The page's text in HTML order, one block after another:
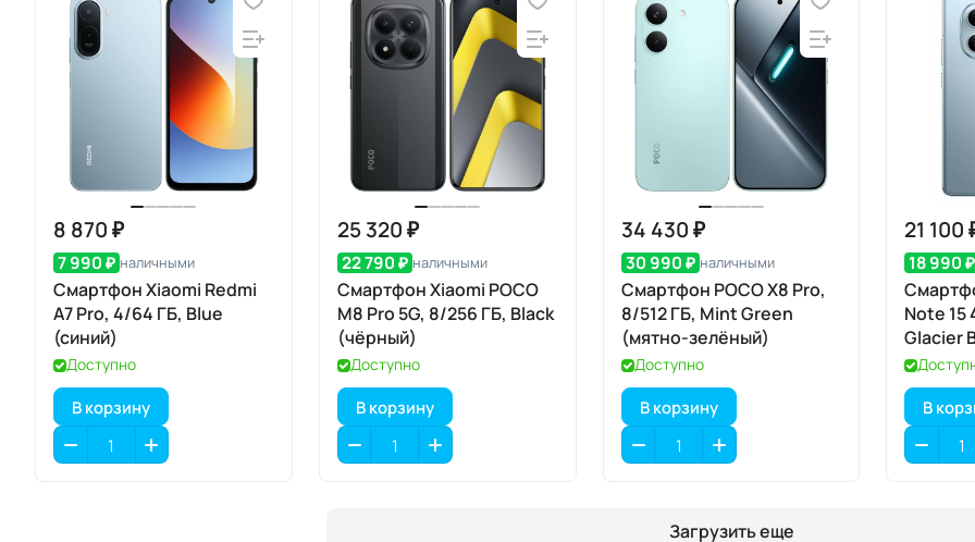
8 870 ₽
7 990 ₽ наличными
Смартфон Xiaomi Redmi
A7 Pro, 4/64 ГБ, Blue
(синий)
Доступно
В корзину
25 320 ₽
22 790 ₽ наличными
Смартфон Xiaomi POCO
M8 Pro 5G, 8/256 ГБ, Black
(чёрный)
Доступно
В корзину
34 430 ₽
30 990 ₽ наличными
Смартфон POCO X8 Pro,
8/512 ГБ, Mint Green
(мятно-зелёный)
Доступно
В корзину
21 100
18 990 ₽
Note 15
Glacier
лед)
В
Загрузить еще